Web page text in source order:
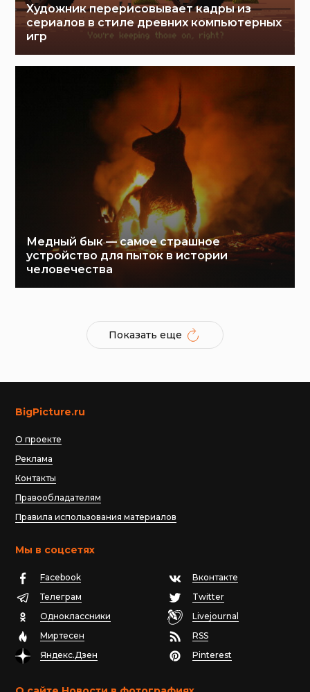
Художник перерисовывает кадры из
сериалов в стиле древних компьютерных
игр
Медный бык — самое страшное
устройство для пыток в истории
человечества
Показать еще
BigPicture.ru
О проекте
Реклама
Контакты
Правообладателям
Правила использования материалов
Мы в соцсетях
Facebook
Вконтакте
Телеграм
Twitter
Одноклассники
Livejournal
Миртесен
RSS
Яндекс.Дзен
Pinterest